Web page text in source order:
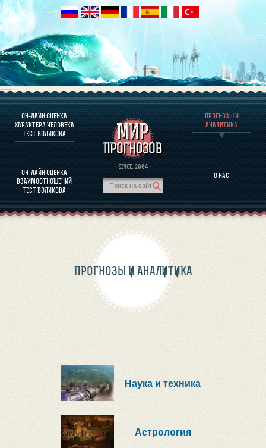
----
ОН-ЛАЙН ОЦЕНКА
ХАРАКТЕРА ЧЕЛОВЕКА
ТЕСТ ВОЛИКОВА
ОН-ЛАЙН ОЦЕНКА
ВЗАИМООТНОШЕНИЙ
ТЕСТ ВОЛИКОВА
· SINCE. 2004 ·
ПРОГНОЗЫ И
АНАЛИТИКА
О НАС
О ПРОГРАММЕ
ОЦЕНКА ХАРАКТЕРA ЧЕЛОВЕКА
ОЦЕНКА ХАРАКТЕРА ВЫДАЮЩИХСЯ ЛИЧНОСТЕЙ
О ПРОГРАММЕ
ПРОГНОЗЫ И АНАЛИТИКА
ПРОГНОЗЫ И АНАЛИТИКА
Наука и техника
Астрология